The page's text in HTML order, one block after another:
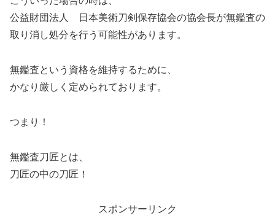
公益財団法人 日本美術刀剣保存協会の協会長が無鑑査の
取り消し処分を行う可能性があります。
無鑑査という資格を維持するために、
かなり厳しく定められております。
つまり！
無鑑査刀匠とは、
刀匠の中の刀匠！
スポンサーリンク